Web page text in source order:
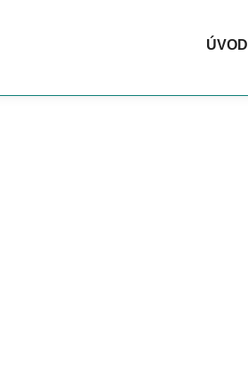
získáte praktickou termotašku
ÚVOD